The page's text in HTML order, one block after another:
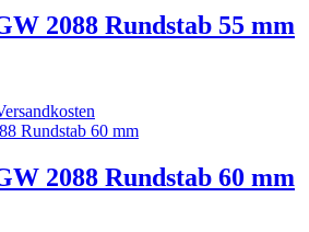
2088 Rundstab 55 mm
2088 Rundstab 60 mm